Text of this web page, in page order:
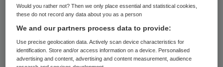
Zorgautoriteit (NZa) maandag bekend.
Volgens de NZa is het belangrijk dat
gezondheidsschade en wachttijden
Would you rather not? Then we only place essential and statistical cookies,
these do not record any data about you as a person
We and our partners process data to provide:
Use precise geolocation data. Actively scan device characteristics for
identification. Store and/or access information on a device. Personalised
advertising and content, advertising and content measurement, audience